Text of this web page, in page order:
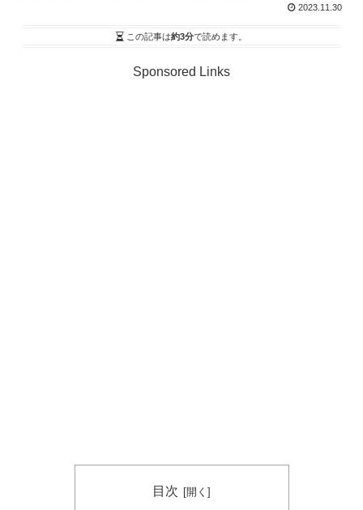
2023.11.30
この記事は約3分で読めます。
Sponsored Links
目次